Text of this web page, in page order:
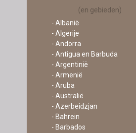
(en gebieden)
- Albanië
- Algerije
- Andorra
- Antigua en Barbuda
- Argentinië
- Armenië
- Aruba
- Australië
- Azerbeidzjan
- Bahrein
- Barbados